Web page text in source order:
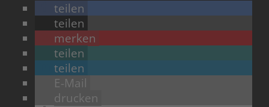
teilen
teilen
merken
teilen
teilen
E-Mail
drucken